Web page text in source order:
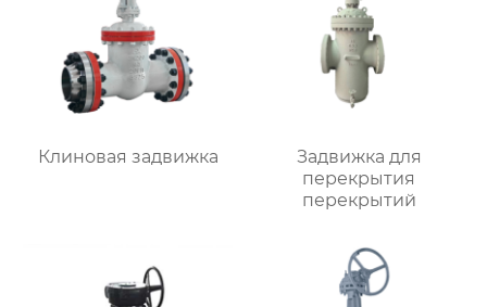
Клиновая задвижка
Задвижка для
перекрытия
перекрытий